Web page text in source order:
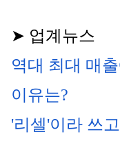
➤ 업계뉴스
역대 최대 매
이유는?
'리셀'이라 쓰